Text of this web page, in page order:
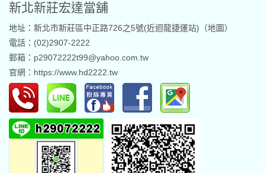
新北新莊宏達當舖
地址：新北市新莊區中正路726之5號(近迴龍捷運站)（地圖）
電話：(02)2907-2222
郵箱：p29072222t99@yahoo.com.tw
官網： https://www.hd2222.tw